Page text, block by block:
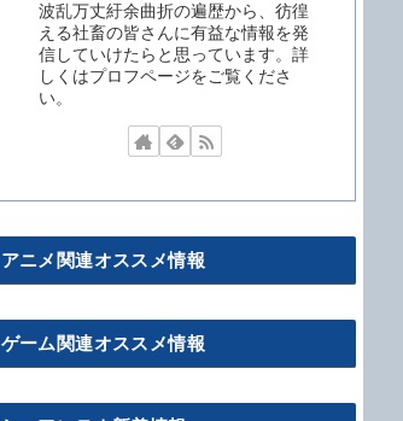
波乱万丈紆余曲折の遍歴から、彷徨
える社畜の皆さんに有益な情報を発
信していけたらと思っています。詳
しくはプロフページをご覧くださ
い。
アニメ関連オススメ情報
ゲーム関連オススメ情報